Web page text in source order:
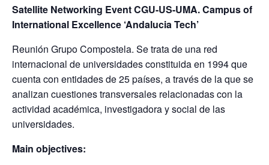
Satellite Networking Event CGU-US-UMA.Campus of
International Excellence ‘Andalucia Tech’
Reunión Grupo Compostela. Se trata de una red
internacional de universidades constituida en 1994 que
cuenta con entidades de 25 países, a través de la que se
analizan cuestiones transversales relacionadas con la
actividad académica, investigadora y social de las
universidades.
Main objectives: